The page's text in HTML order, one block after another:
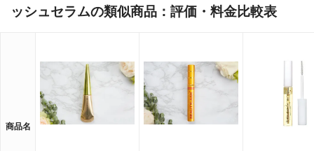
ッシュセラムの類似商品：評価・料金比較表
商品名